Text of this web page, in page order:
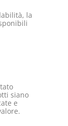
la
siano
e